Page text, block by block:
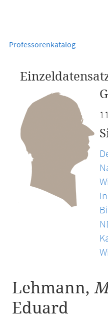
Professorenkatalog
Lehmann,
Eduard